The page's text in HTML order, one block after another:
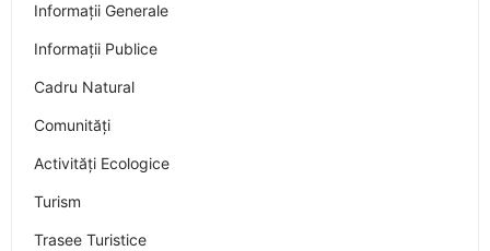
Informații Generale
Informații Publice
Cadru Natural
Comunități
Activități Ecologice
Turism
Trasee Turistice